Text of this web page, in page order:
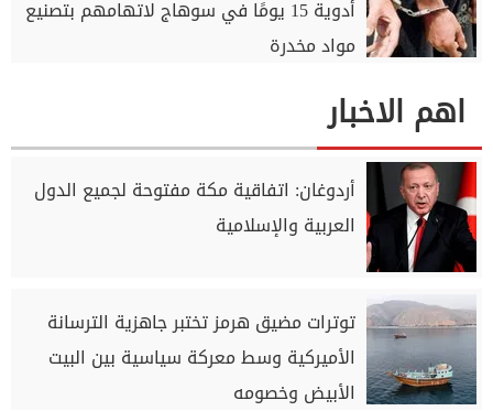
أدوية 15 يومًا في سوهاج لاتهامهم بتصنيع
مواد مخدرة
اهم الاخبار
أردوغان: اتفاقية مكة مفتوحة لجميع الدول
العربية والإسلامية
توترات مضيق هرمز تختبر جاهزية الترسانة
الأميركية وسط معركة سياسية بين البيت
الأبيض وخصومه